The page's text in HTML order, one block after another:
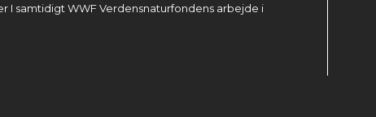
I samtidigt WWF Verdensnaturfondens arbejde i